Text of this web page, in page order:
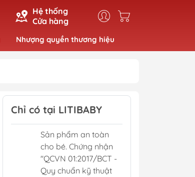
Hệ thống
Cửa hàng
Nhượng quyền thương hiệu
Chỉ có tại LITIBABY
Sản phẩm an toàn
cho bé. Chứng nhận
"QCVN 01:2017/BCT -
Quy chuẩn kỹ thuật